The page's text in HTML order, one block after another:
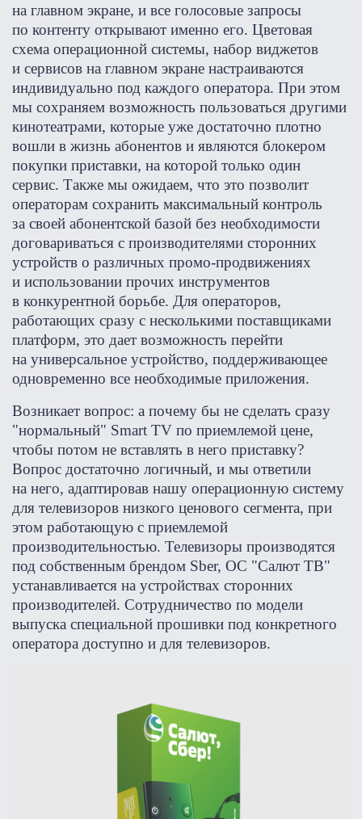
на главном экране, и все голосовые запросы
по контенту открывают именно его. Цветовая
схема операционной системы, набор виджетов
и сервисов на главном экране настраиваются
индивидуально под каждого оператора. При этом
мы сохраняем возможность пользоваться другими
кинотеатрами, которые уже достаточно плотно
вошли в жизнь абонентов и являются блокером
покупки приставки, на которой только один
сервис. Также мы ожидаем, что это позволит
операторам сохранить максимальный контроль
за своей абонентской базой без необходимости
договариваться с производителями сторонних
устройств о различных промо-продвижениях
и использовании прочих инструментов
в конкурентной борьбе. Для операторов,
работающих сразу с несколькими поставщиками
платформ, это дает возможность перейти
на универсальное устройство, поддерживающее
одновременно все необходимые приложения.
Возникает вопрос: а почему бы не сделать сразу
"нормальный" Smart TV по приемлемой цене,
чтобы потом не вставлять в него приставку?
Вопрос достаточно логичный, и мы ответили
на него, адаптировав нашу операционную систему
для телевизоров низкого ценового сегмента, при
этом работающую с приемлемой
производительностью. Телевизоры производятся
под собственным брендом Sber, ОС "Салют ТВ"
устанавливается на устройствах сторонних
производителей. Сотрудничество по модели
выпуска специальной прошивки под конкретного
оператора доступно и для телевизоров.